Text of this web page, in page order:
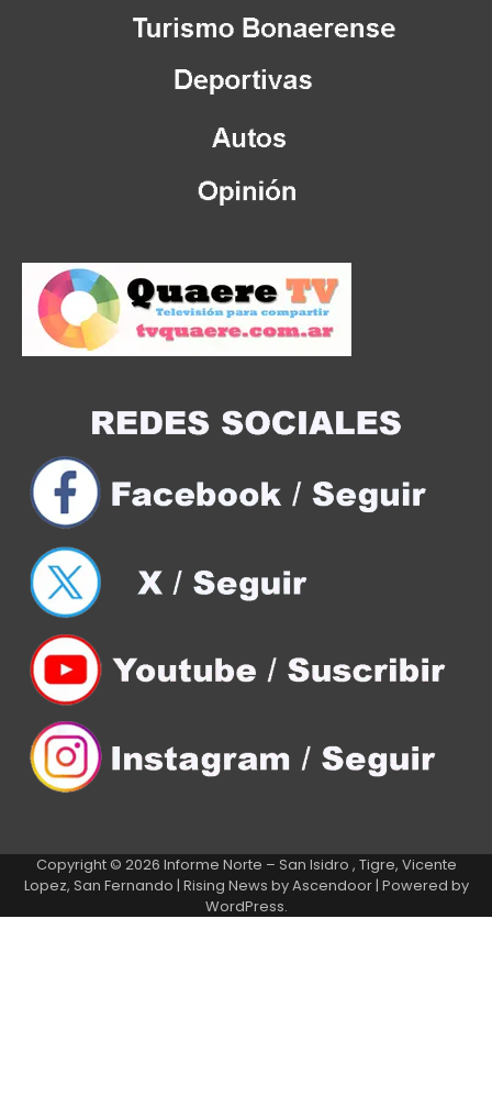
Copyright © 2026 Informe Norte – San Isidro , Tigre, Vicente
Lopez, San Fernando | Rising News byAscendoor| Powered by
WordPress.